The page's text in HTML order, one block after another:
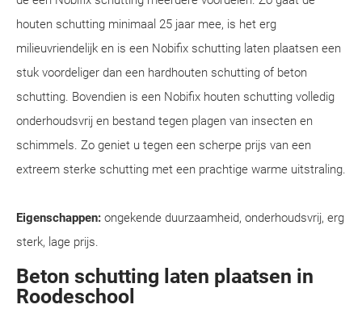
houten schutting minimaal 25 jaar mee, is het erg
milieuvriendelijk en is een Nobifix schutting laten plaatsen een
stuk voordeliger dan een hardhouten schutting of beton
schutting. Bovendien is een Nobifix houten schutting volledig
onderhoudsvrij en bestand tegen plagen van insecten en
schimmels. Zo geniet u tegen een scherpe prijs van een
extreem sterke schutting met een prachtige warme uitstraling.
Eigenschappen: ongekende duurzaamheid, onderhoudsvrij, erg
sterk, lage prijs.
Beton schutting laten plaatsen in
Roodeschool